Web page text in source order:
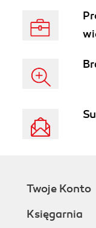
Twoje Konto
Księgarnia